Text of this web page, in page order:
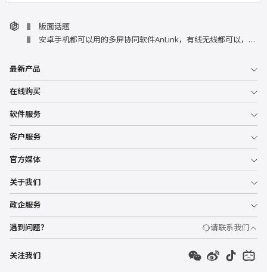
版面话题
安卓手机都可以用的多屏协同软件AnLink，有线无线都可以，手机无需安装app
最新产品
在线购买
软件服务
客户服务
官方媒体
关于我们
政企服务
遇到问题？ 请联系我们
关注我们